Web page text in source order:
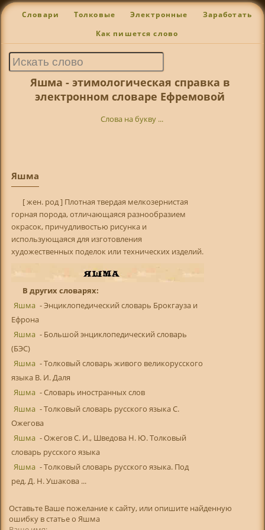
Словари Толковые Электронные Заработать
Как пишется слово
Яшма - этимологическая справка в
электронном словаре Ефремовой
Слова на букву ...
Яшма
[ жен. род ] Плотная твердая мелкозернистая
горная порода, отличающаяся разнообразием
окрасок, причудливостью рисунка и
использующаяся для изготовления
художественных поделок или технических изделий.
В других словарях:
Яшма - Энциклопедический словарь Брокгауза и
Ефрона
Яшма - Большой энциклопедический словарь
(БЭС)
Яшма - Толковый словарь живого великорусского
языка В. И. Даля
Яшма - Словарь иностранных слов
Яшма - Толковый словарь русского языка С.
Ожегова
Яшма - Ожегов С. И., Шведова Н. Ю. Толковый
словарь русского языка
Яшма - Толковый словарь русского языка. Под
ред. Д. Н. Ушакова ...
Оставьте Ваше пожелание к сайту, или опишите найденную
ошибку в статье о Яшма